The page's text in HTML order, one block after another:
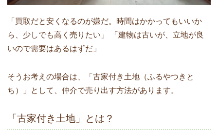
「買取だと安くなるのが嫌だ。時間はかかってもいいか
ら、少しでも高く売りたい」 「建物は古いが、立地が良
いので需要はあるはずだ」
そうお考えの場合は、「古家付き土地（ふるやつきと
ち）」として、仲介で売り出す方法があります。
「古家付き土地」とは？